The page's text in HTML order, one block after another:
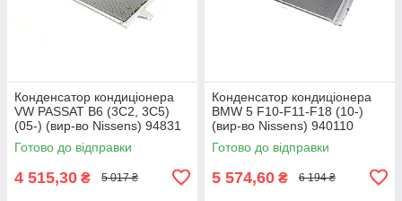
Конденсатор кондиціонера
VW PASSAT B6 (3C2, 3C5)
(05-) (вир-во Nissens) 94831
Готово до відправки
4 515,30 ₴ 5 017 ₴
Конденсатор кондиціонера
BMW 5 F10-F11-F18 (10-)
(вир-во Nissens) 940110
Готово до відправки
5 574,60 ₴ 6 194 ₴